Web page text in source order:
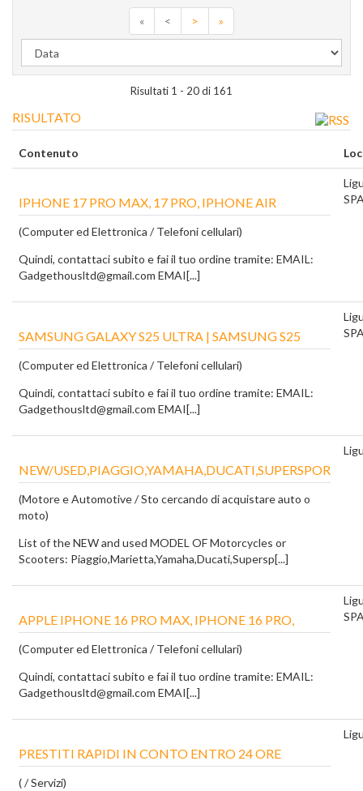
« < > »
Risultati 1 - 20 di 161
RISULTATO
Contenuto
IPHONE 17 PRO MAX, 17 PRO, IPHONE AIR
(Computer ed Elettronica / Telefoni cellulari)
Quindi, contattaci subito e fai il tuo ordine tramite: EMAIL:
Gadgethousltd@gmail.com EMAI[...]
SAMSUNG GALAXY S25 ULTRA | SAMSUNG S25
(Computer ed Elettronica / Telefoni cellulari)
Quindi, contattaci subito e fai il tuo ordine tramite: EMAIL:
Gadgethousltd@gmail.com EMAI[...]
NEW/USED,PIAGGIO,YAMAHA,DUCATI,SUPERSPOR
(Motore e Automotive / Sto cercando di acquistare auto o
moto)
List of the NEW and used MODEL OF Motorcycles or
Scooters: Piaggio,Marietta,Yamaha,Ducati,Supersp[...]
APPLE IPHONE 16 PRO MAX, IPHONE 16 PRO,
(Computer ed Elettronica / Telefoni cellulari)
Quindi, contattaci subito e fai il tuo ordine tramite: EMAIL:
Gadgethousltd@gmail.com EMAI[...]
PRESTITI RAPIDI IN CONTO ENTRO 24 ORE
( / Servizi)